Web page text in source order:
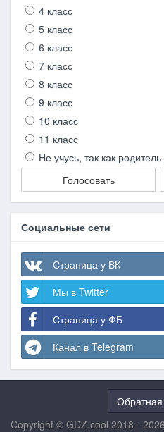
4 класс
5 класс
6 класс
7 класс
8 класс
9 класс
10 класс
11 класс
Не учусь, так как
Голосовать
Социальные сети
Страница у ВК
Мы в Twitter
Страница у ФБ
Канал в Telegram
Обратная
Copyright © GDZ.cool 2018 -